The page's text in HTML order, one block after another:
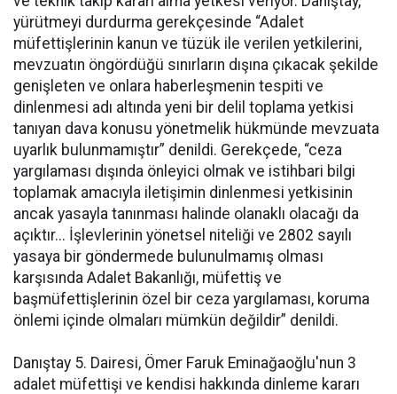
yürütmeyi durdurma gerekçesinde “Adalet
müfettişlerinin kanun ve tüzük ile verilen yetkilerini,
mevzuatın öngördüğü sınırların dışına çıkacak şekilde
genişleten ve onlara haberleşmenin tespiti ve
dinlenmesi adı altında yeni bir delil toplama yetkisi
tanıyan dava konusu yönetmelik hükmünde mevzuata
uyarlık bulunmamıştır” denildi. Gerekçede, “ceza
yargılaması dışında önleyici olmak ve istihbari bilgi
toplamak amacıyla iletişimin dinlenmesi yetkisinin
ancak yasayla tanınması halinde olanaklı olacağı da
açıktır... İşlevlerinin yönetsel niteliği ve 2802 sayılı
yasaya bir göndermede bulunulmamış olması
karşısında Adalet Bakanlığı, müfettiş ve
başmüfettişlerinin özel bir ceza yargılaması, koruma
önlemi içinde olmaları mümkün değildir” denildi.
Danıştay 5. Dairesi, Ömer Faruk Eminağaoğlu'nun 3
adalet müfettişi ve kendisi hakkında dinleme kararı